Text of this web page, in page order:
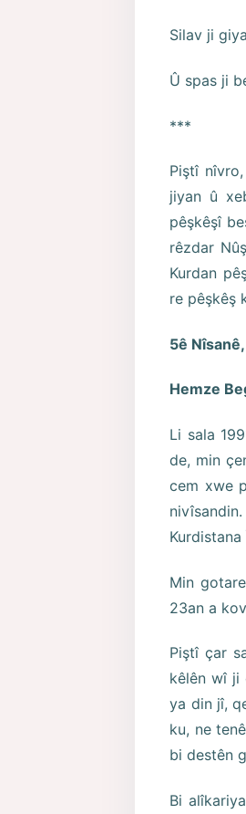
Silav ji
Û spas ji
***
Piştî
jiyan û
pêşkêşî
rêzdar
Kurdan
re pêşkêş
5ê
Hemze
Li sala
de, min
cem xwe
Kurdistana
Min
23an a
Piştî çar
kêlên wî ji
ya din jî,
ku, ne
bi destên
Bi